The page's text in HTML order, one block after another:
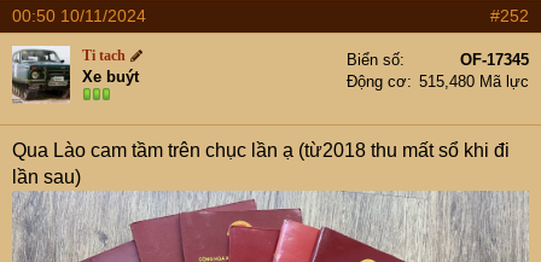
00:50 10/11/2024 #252
Ti tach
Xe buýt
Biển số
OF-17345
Động cơ
515,480 Mã lực
Qua Lào cam tầm trên chục lần ạ (từ2018 thu mất sổ khi đi
lần sau)